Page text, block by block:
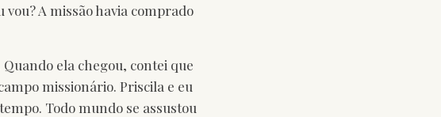
A missão havia comprado
ela chegou, contei que
missionário. Priscila e eu
Todo mundo se assustou